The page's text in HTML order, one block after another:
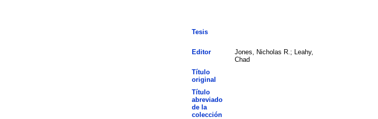
Tesis
Editor
Jones, Nicholas R.; Leahy,
Chad
Título
original
Título
abreviado
de la
colección